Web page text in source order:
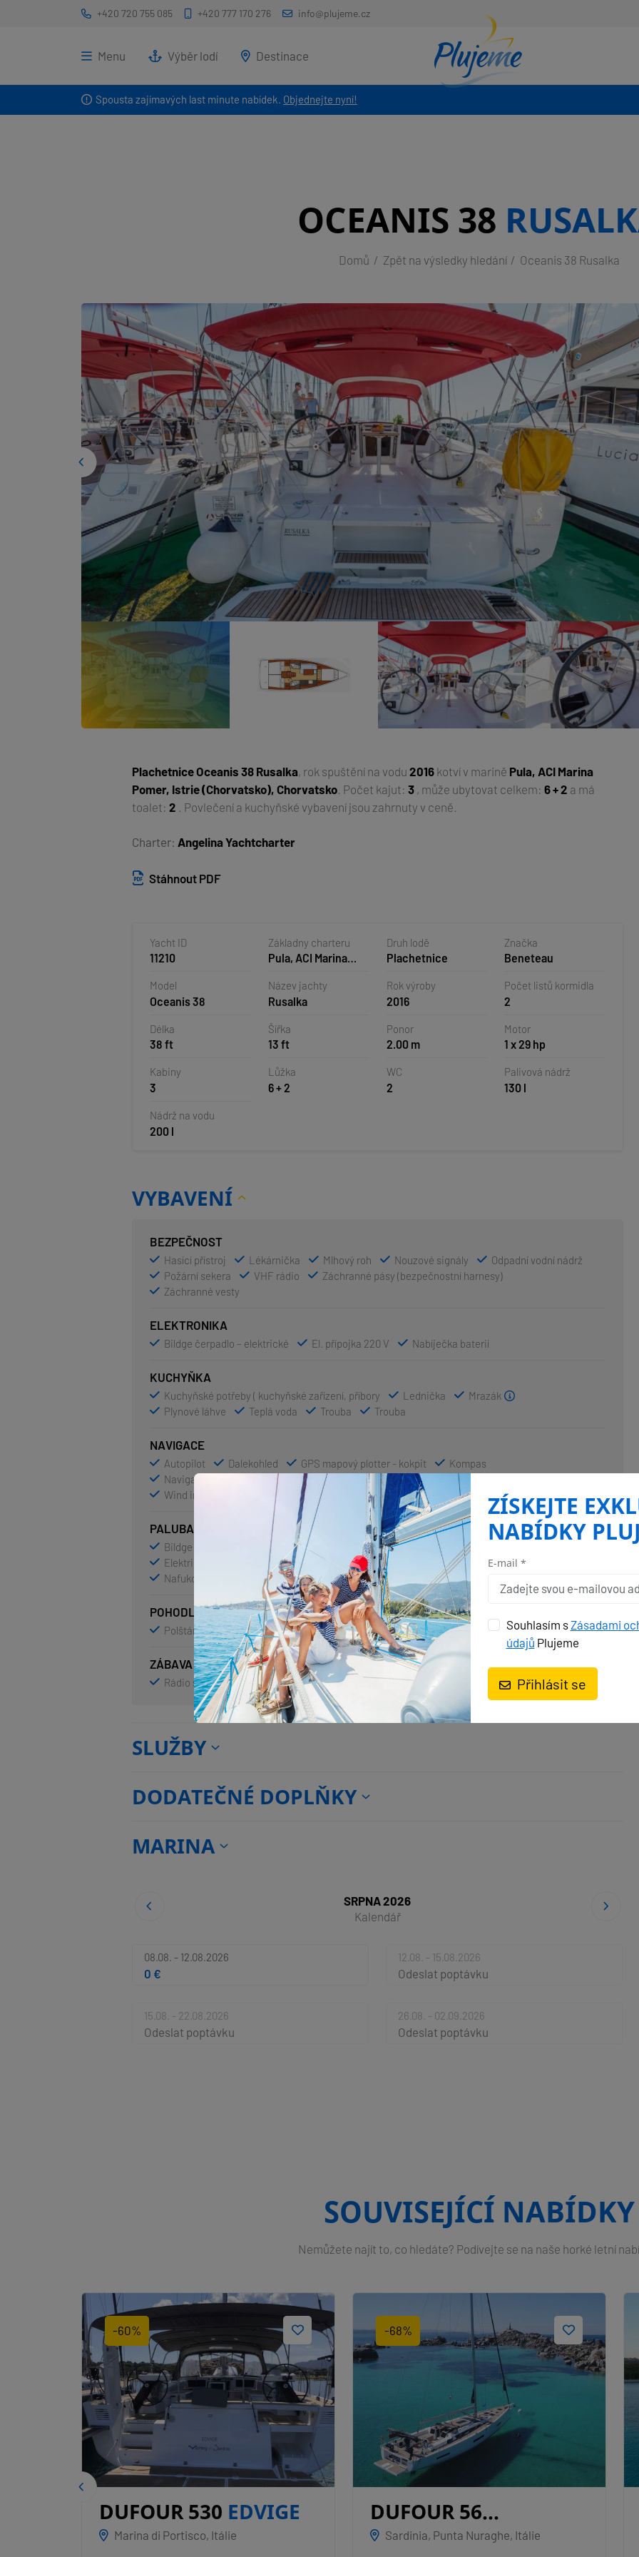
Spousta zajímavých last minute nabídek. Objednejte nyní!
+420 720 755 085 +420 777 170 276 info@plujeme.cz
Menu Výběr lodí Destinace
OCEANIS 38
Domů Zpět na výsledky hledání Oceanis 38 Rusalka
PlachetniceOceanis 38 Rusalka, rok spuštění na vodu2016 kotví v marině Pula, ACI Marina
Pomer, Istrie (Chorvatsko), Chorvatsko . Počet kajut:3 , může ubytovat celkem:6 + 2 a má
toalet:2 . Povlečení a kuchyňské vybavení jsou zahrnuty v ceně.
Charter: Angelina Yachtcharter
Stáhnout PDF
Yacht ID
11210
Základny charteru
Pula, ACI Marina
Druh lodě
Plachetnice
Značka
Beneteau
Model
Oceanis 38
Název jachty
Rusalka
Rok výroby
2016
Počet listů kormidla
2
Délka
38 ft
Šířka
13 ft
Ponor
2.00 m
Motor
1 x 29 hp
Kabiny
3
Lůžka
6 + 2
WC
2
Palivová nádrž
130 l
Nádrž na vodu
200 l
VYBAVENÍ
BEZPEČNOST
Hasící přístroj Lékárnička Mlhový roh Nouzové signály
Odpadní vodní nádrž
Požární sekera
VHF rádio
Záchranné pásy (bezpečnostní harnesy)
Záchranné vesty
ELEKTRONIKA
Bildge čerpadlo – elektrické El. přípojka 220 V Nabíječka baterií
KUCHYŇKA
Kuchyňské potřeby ( kuchyňské zařízení, příbory Lednička
Mrazák
Plynové láhve
Teplá voda Trouba Trouba
NAVIGACE
Autopilot Dalekohled GPS mapový plotter - kokpit
Kompas
Navigační (námořní) mapy a námořní příručky
pilotní kniha
Wind instrument/Anemometer
PALUBA
Bildge čerpadlo – Mechanické
Bocmanská sedačka (Bosun´s chair safe seat)
Elektrický kotevní vrátek
Fendry Koupací platforma
Lodní můstek / lávka
Nafukovací člun
Sprayhood Stoleček v kokpitě Venkovní sprcha na zádi
POHODLÍ
Polštáře do kokpitu Povlečení Ručníky
ZÁBAVA
Rádio s USB Venkovní reproduktory Wi-Fi Internet
SLUŽBY
DODATEČNÉ DOPLŇKY
MARINA
SRPNA 2026
Kalendář
08.08. - 12.08.2026
0 €
12.08. - 15.08.2026
Odeslat poptávku
15.08. - 22.08.2026
Odeslat poptávku
26.08. - 02.09.2026
Odeslat poptávku
SOUVISEJÍCÍ NABÍDKY
Nemůžete najít to, co hledáte? Podívejte se na naše horké letní
-60%
DUFOUR 530 EDVIGE
Marina di Portisco, Itálie
-68%
DUFOUR 56
EXCLUSIVE
Sardinia, Punta Nuraghe, Itálie
ZÍSKEJTE
NABÍDKY
E-mail *
Souhlasím sZásadami
údajů Plujeme
Přihlásit se